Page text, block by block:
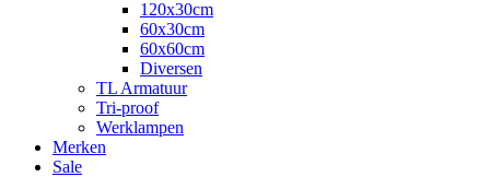
120x30cm
60x30cm
60x60cm
Diversen
TL Armatuur
Tri-proof
Werklampen
Merken
Sale